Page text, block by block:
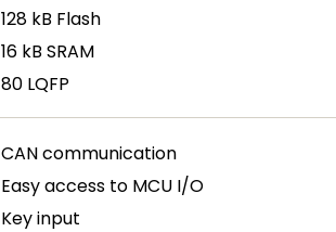
128 kB Flash
16 kB SRAM
80 LQFP
CAN communication
Easy access to MCU I/O
Key input